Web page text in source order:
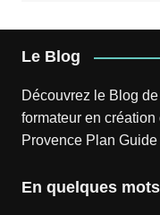
Le Blog
Découvrez le Blog de
formateur en
Provence Plan Guide
En quelques